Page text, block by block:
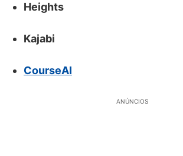
Heights
Kajabi
CourseAI
ANÚNCIOS